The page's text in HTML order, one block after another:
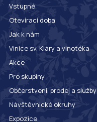
Vstupné
Otevírací doba
Jak k nám
Vinice sv. Kláry a vinotéka
Akce
Pro skupiny
Občerstvení, prodej a služby
Návštěvnické okruhy
Expozice